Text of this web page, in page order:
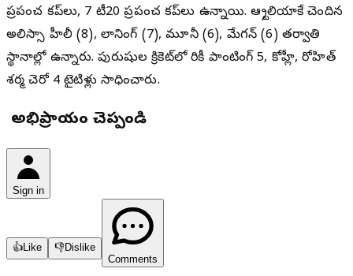
ప్రపంచ కప్‌లు, 7 టీ20 ప్రపంచ కప్‌లు ఉన్నాయి. ఆస్ట్రేలియాకే చెందిన
అలిస్సా హీలీ (8), లానింగ్ (7), మూనీ (6), మేగన్ (6) తర్వాతి
స్థానాల్లో ఉన్నారు. పురుషుల క్రికెట్‌లో రికీ పాంటింగ్ 5, కోహ్లీ, రోహిత్
శర్మ చెరో 4 టైటిళ్లు సాధించారు.
మీ అభిప్రాయం చెప్పండి
Sign in
👍Like 👎Dislike
Comments